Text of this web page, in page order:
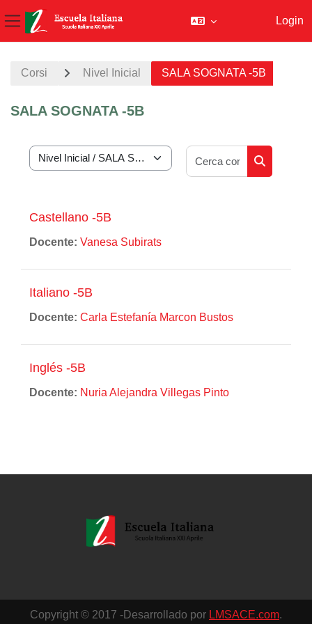
Pannello laterale
Login
Corsi Nivel Inicial SALA SOGNATA -5B
SALA SOGNATA -5B
Categorie di corso
Cerca corsi
Castellano -5B
Docente: Vanesa Subirats
Italiano -5B
Docente: Carla Estefanía Marcon Bustos
Inglés -5B
Docente: Nuria Alejandra Villegas Pinto
Copyright © 2017 -Desarrollado por LMSACE.com.